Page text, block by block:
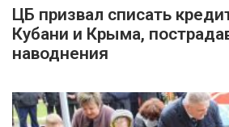
ЦБ призвал списать
Кубани и Крыма,
наводнения